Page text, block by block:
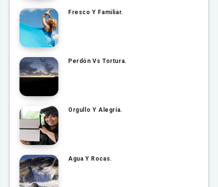
Fresco Y Familiar.
Perdón Vs Tortura.
Orgullo Y Alegría.
Agua Y Rocas.